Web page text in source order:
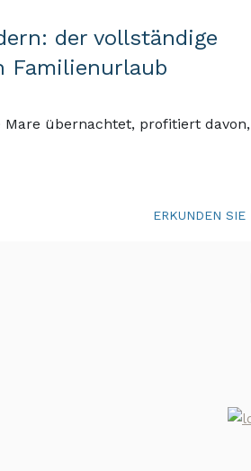
der vollständige
Familienurlaub
Mare übernachtet, profitiert davon,
ERKUNDEN SIE